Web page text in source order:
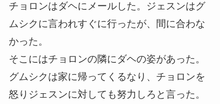
チョロンはダヘにメールした。ジェスンはグ
ムシクに言われすぐに行ったが、間に合わな
かった。
そこにはチョロンの隣にダヘの姿があった。
グムシクは家に帰ってくるなり、チョロンを
怒りジェスンに対しても努力しろと言った。